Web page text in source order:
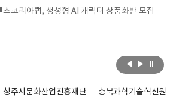
츠코리아랩, 생성형 AI 캐릭터 상품화반 모집
청주시문화산업진흥재단 충북과학기술혁신원